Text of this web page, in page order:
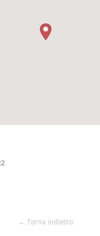
← Torna indietro